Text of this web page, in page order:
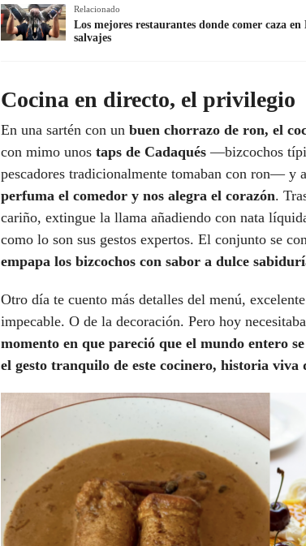
Relacionado
Los mejores restaurantes donde comer caza
salvajes
Cocina en directo, el privilegio
En una sartén con un buen chorrazo de ron, el
con mimo unos taps de Cadaqués —bizcochos
pescadores tradicionalmente tomaban con ron— y
perfuma el comedor y nos alegra el corazón.
cariño, extingue la llama añadiendo con nata
como lo son sus gestos expertos. El conjunto se
empapa los bizcochos con sabor a dulce
Otro día te cuento más detalles del menú,
impecable. O de la decoración. Pero hoy
momento en que pareció que el mundo entero
el gesto tranquilo de este cocinero, historia viva